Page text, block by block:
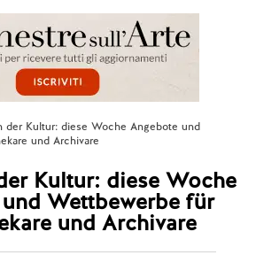
der Kultur: diese Woche Angebote und
und Archivare
Kultur: diese Woche
Wettbewerbe für
und Archivare